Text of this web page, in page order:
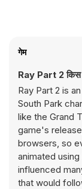
गेम
Ray Part 2 किस
Ray Part 2 is
South Park
like the Grand
game's
browsers, so
animated
influenced
that would